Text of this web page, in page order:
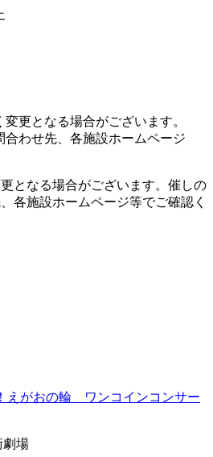
更となる場合がございます。
合わせ先、各施設ホームページ
となる場合がございます。催しの
各施設ホームページ等でご確認く
えがおの輪 ワンコインコンサー
劇場